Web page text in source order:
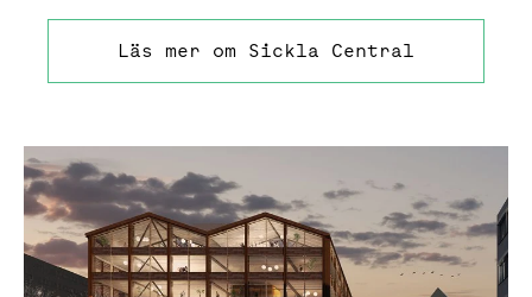
Läs mer om Sickla Central